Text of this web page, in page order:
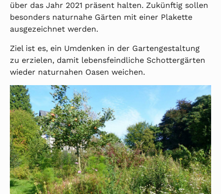
über das Jahr 2021 präsent halten. Zukünftig sollen
besonders naturnahe Gärten mit einer Plakette
ausgezeichnet werden.
Ziel ist es, ein Umdenken in der Gartengestaltung
zu erzielen, damit lebensfeindliche Schottergärten
wieder naturnahen Oasen weichen.